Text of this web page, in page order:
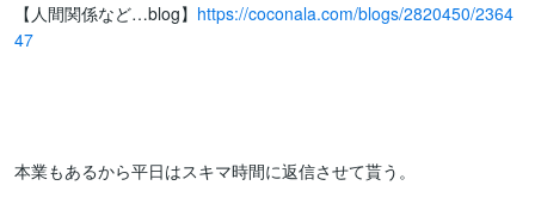
【人間関係など…blog】 https://coconala.com/blogs/2820450/2364
47
本業もあるから平日はスキマ時間に返信させて貰う。